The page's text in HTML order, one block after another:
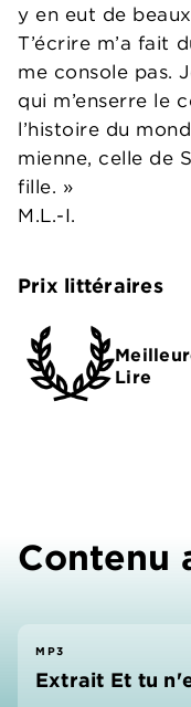
y en eut de
T’écrire m’a fait
me console pas.
qui m’enserre le
l’histoire du
mienne, celle de
fille. »
M.L.-I.
Prix littéraires
Lire
Contenu
MP3
Extrait Et tu